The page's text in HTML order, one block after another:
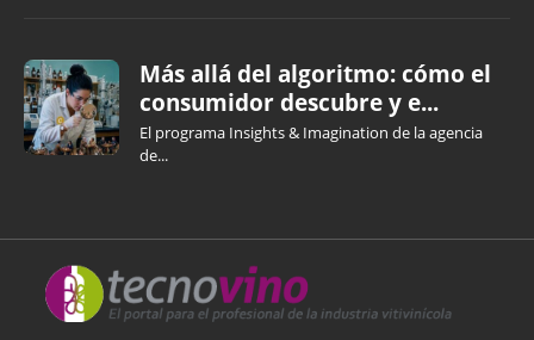
Más allá del algoritmo: cómo el
consumidor descubre y e...
El programa Insights & Imagination de la agencia
de...